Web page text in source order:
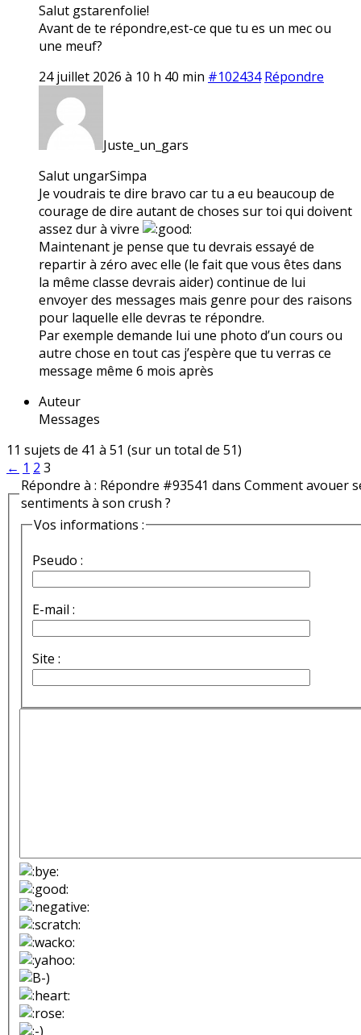
Salut gstarenfolie!
Avant de te répondre,est-ce que tu es un mec ou
une meuf?
24 juillet 2026 à 10 h 40 min #102434 Répondre
Juste_un_gars
Salut ungarSimpa
Je voudrais te dire bravo car tu a eu beaucoup de
courage de dire autant de choses sur toi qui doivent
assez dur à vivre
Maintenant je pense que tu devrais essayé de
repartir à zéro avec elle (le fait que vous êtes dans
la même classe devrais aider) continue de lui
envoyer des messages mais genre pour des raisons
pour laquelle elle devras te répondre.
Par exemple demande lui une photo d’un cours ou
autre chose en tout cas j’espère que tu verras ce
message même 6 mois après
Auteur
Messages
11 sujets de 41 à 51 (sur un total de 51)
← 1 2 3
Répondre à : Répondre #93541 dans Comment avouer
sentiments à son crush ?
Vos informations :
Pseudo :
E-mail :
Site :